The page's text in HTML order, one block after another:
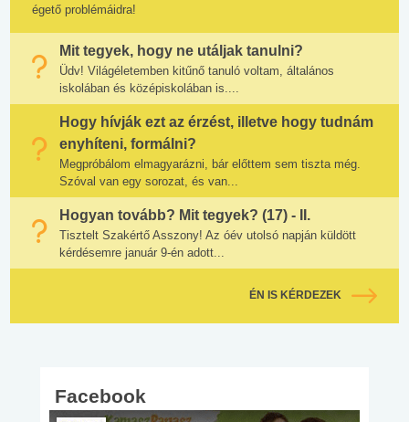
égető problémáidra!
Mit tegyek, hogy ne utáljak tanulni?
Üdv! Világéletemben kitűnő tanuló voltam, általános
iskolában és középiskolában is....
Hogy hívják ezt az érzést, illetve hogy tudnám
enyhíteni, formálni?
Megpróbálom elmagyarázni, bár előttem sem tiszta még.
Szóval van egy sorozat, és van...
Hogyan tovább? Mit tegyek? (17) - II.
Tisztelt Szakértő Asszony! Az óév utolsó napján küldött
kérdésemre január 9-én adott...
ÉN IS KÉRDEZEK
Facebook